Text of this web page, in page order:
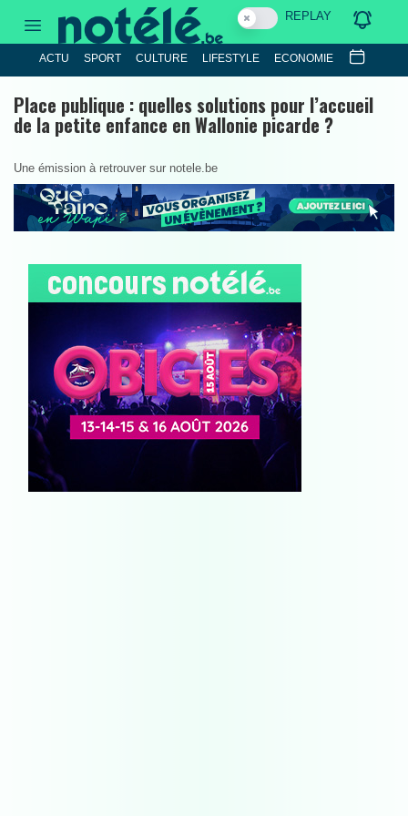
REPLAY
ACTU SPORT CULTURE LIFESTYLE ECONOMIE
Place publique : quelles solutions pour l’accueil
de la petite enfance en Wallonie picarde ?
Une émission à retrouver sur notele.be